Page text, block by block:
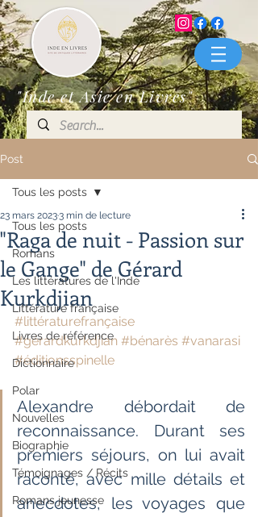
"Inde et Asie en Livres"
Post
Tous les posts
Romans
Les littératures de l'Inde
Littérature française
Livres de référence
Dictionnaire
Polar
Nouvelles
Biographie
Témoignages / Récits
Romans jeunesse
Tous les posts
"Raga de nuit - Passion sur
le Gange" de Gérard
Kurkdjian
23 mars 20233 min de lecture
#littératurefrançaise
#gérardkurkdjian #bénarès #vanarasi
#éditionsspinelle
Alexandre débordait de
reconnaissance. Durant ses
premiers séjours, on lui avait
raconté, avec mille détails et
anecdotes, les voyages que